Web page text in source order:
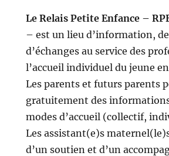
Le Relais Petite Enfance –
– est un lieu d’information,
d’échanges au service des
l’accueil individuel du jeune
Les parents et futurs parents
gratuitement des
modes d’accueil (collectif,
Les assistant(e)s
d’un soutien et d’un